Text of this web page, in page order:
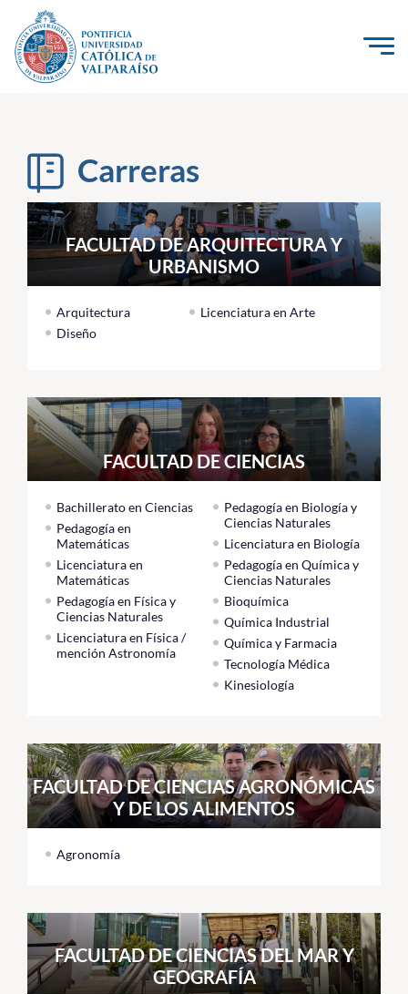
Click acá para ir directamente al contenido
Investigación, Creación e Innovación
PUCV Internacional
Vinculación con el Medio
Admisión
Pregrado
Formación Continua
Estudiantes
Funcionarios
Alumni
English
Carreras
FACULTAD DE ARQUITECTURA Y
URBANISMO
Arquitectura
Diseño
Licenciatura en Arte
FACULTAD DE CIENCIAS
Bachillerato en Ciencias
Pedagogía en
Matemáticas
Licenciatura en
Matemáticas
Pedagogía en Física y
Ciencias Naturales
Licenciatura en Física /
mención Astronomía
Pedagogía en Biología y
Ciencias Naturales
Licenciatura en Biología
Pedagogía en Química y
Ciencias Naturales
Bioquímica
Química Industrial
Química y Farmacia
Tecnología Médica
Kinesiología
FACULTAD DE CIENCIAS AGRONÓMICAS
Y DE LOS ALIMENTOS
Agronomía
FACULTAD DE CIENCIAS DEL MAR Y
GEOGRAFÍA